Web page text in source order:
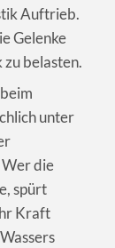
Auftrieb.
Gelenke
belasten.
unter
die
spürt
Kraft